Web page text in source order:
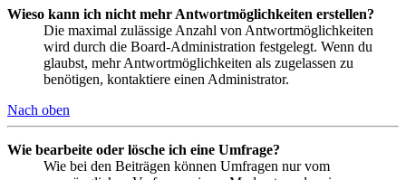
Wieso kann ich nicht mehr Antwortmöglichkeiten erstellen?
Die maximal zulässige Anzahl von Antwortmöglichkeiten
wird durch die Board-Administration festgelegt. Wenn du
glaubst, mehr Antwortmöglichkeiten als zugelassen zu
benötigen, kontaktiere einen Administrator.
Nach oben
Wie bearbeite oder lösche ich eine Umfrage?
Wie bei den Beiträgen können Umfragen nur vom